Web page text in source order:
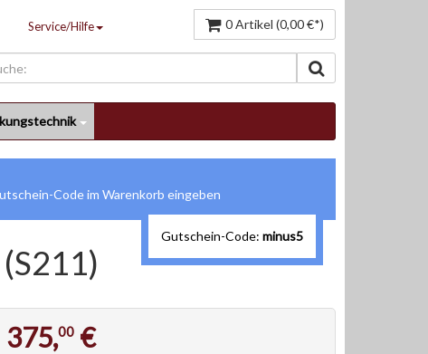
Service/Hilfe 0 Artikel (0,00 €*)
Gutschein-Code: minus5
375,00 €